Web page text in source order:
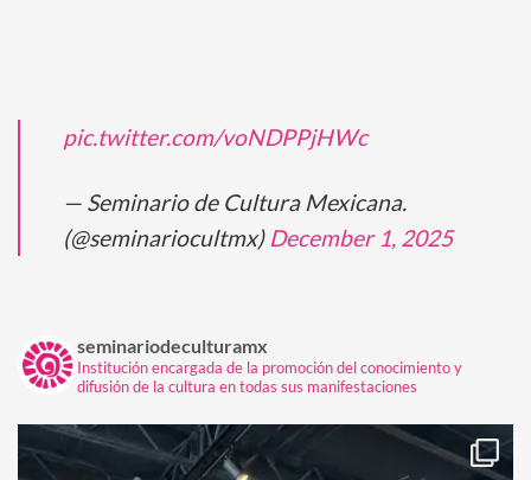
pic.twitter.com/voNDPPjHWc
— Seminario de Cultura Mexicana.
(@seminariocultmx) December 1, 2025
seminariodeculturamx
Institución encargada de la promoción del conocimiento y
difusión de la cultura en todas sus manifestaciones